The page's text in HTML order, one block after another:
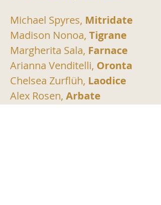
Michael Spyres, Mitridate
Madison Nonoa, Tigrane
Margherita Sala, Farnace
Arianna Venditelli, Oronta
Chelsea Zurflüh, Laodice
Alex Rosen, Arbate